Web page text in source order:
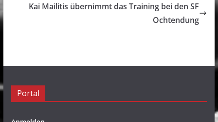
Kai Mailitis übernimmt das Training bei den SF
Ochtendung
Portal